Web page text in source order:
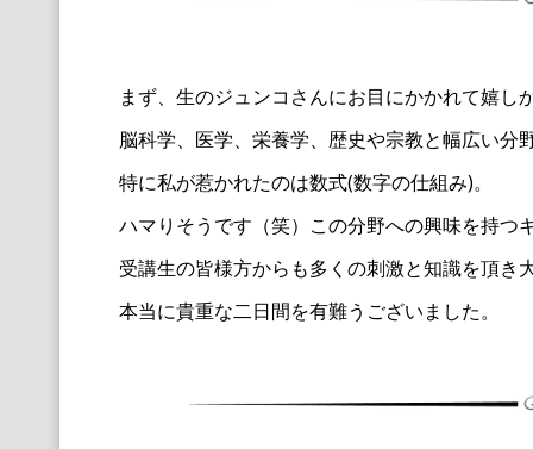
まず、生のジュンコさんにお目にかかれて嬉し
脳科学、医学、栄養学、 歴史や宗教と幅広い分
特に私が惹かれたのは数式(数字の仕組み)。
ハマりそうです（笑） この分野への興味を持つ
受講生の皆様方からも多くの刺激と知識を頂き
本当に貴重な二日間を有難うございました。